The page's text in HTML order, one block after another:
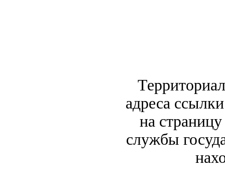
адреса
на
службы